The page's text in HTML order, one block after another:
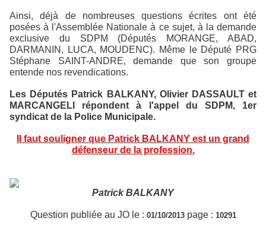
Ainsi, déjà de nombreuses questions écrites ont été
posées à l'Assemblée Nationale à ce sujet, à la demande
exclusive du SDPM (Députés MORANGE, ABAD,
DARMANIN, LUCA, MOUDENC). Même le Député PRG
Stéphane SAINT-ANDRE, demande que son groupe
entende nos revendications.
Les Députés Patrick BALKANY, Olivier DASSAULT et
MARCANGELI répondent à l'appel du SDPM, 1er
syndicat de la Police Municipale.
Il faut souligner que Patrick BALKANY est un grand
défenseur de la profession.
Patrick BALKANY
Question publiée au JO le : 01/10/2013page : 10291